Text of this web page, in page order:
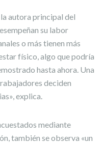
autora principal del
su labor
o más tienen más
físico, algo que podría
hasta ahora. Una
deciden
explica.
mediante
también se observa «un